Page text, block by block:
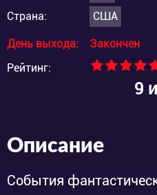
Страна:
США
День выхода:
Закончен
Рейтинг:
9
Описание
События